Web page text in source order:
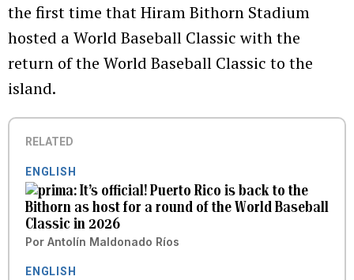
the first time that Hiram Bithorn Stadium
hosted a World Baseball Classic with the
return of the World Baseball Classic to the
island.
RELATED
ENGLISH
It’s official! Puerto Rico is back to the
Bithorn as host for a round of the World Baseball
Classic in 2026
Por Antolín Maldonado Ríos
ENGLISH